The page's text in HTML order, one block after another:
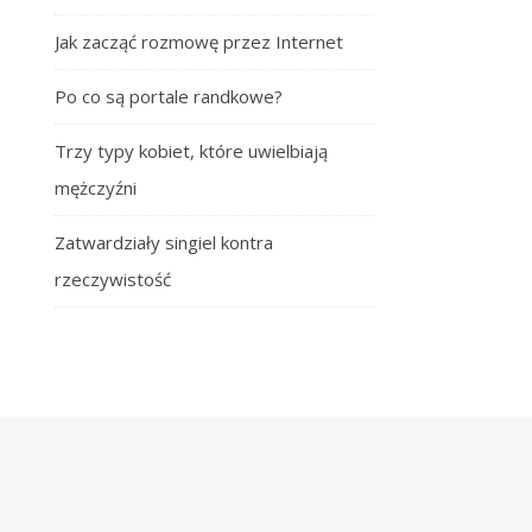
Jak zacząć rozmowę przez Internet
Po co są portale randkowe?
Trzy typy kobiet, które uwielbiają
mężczyźni
Zatwardziały singiel kontra
rzeczywistość